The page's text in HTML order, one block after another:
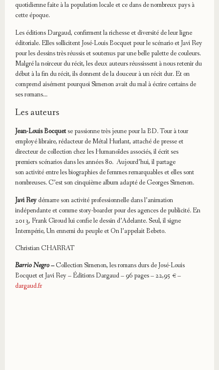
quotidienne faite à la population locale et ce dans de nombreux pays à
cette époque.
Les éditions Dargaud, confirment la richesse et diversité de leur ligne
éditoriale. Elles sollicitent José-Louis Bocquet pour le scénario et Javi Rey
pour les dessins très réussis et soutenus par une belle palette de couleurs.
Malgré la noirceur du récit, les deux auteurs réussissent à nous retenir du
début à la fin du récit, ils donnent de la douceur à un récit dur. Et on
comprend aisément pourquoi Simenon avait du mal à écrire certains de
ses romans…
Les auteurs
Jean-Louis Bocquetse passionne très jeune pour la BD. Tour à tour
employé libraire, rédacteur de Métal Hurlant, attaché de presse et
directeur de collection chez les Humanoïdes associés, il écrit ses
premiers scénarios dans les années 80. Aujourd’hui, il partage
son activité entre les biographies de femmes remarquables et elles sont
nombreuses. C’est son cinquième album adapté de Georges Simenon.
Javi Rey démarre son activité professionnelle dans l’animation
indépendante et comme story-boarder pour des agences de publicité. En
2013, Frank Giroud lui confie le dessin d’Adelante. Seul, il signe
Intempérie, Un ennemi du peuple et On l’appelait Bebeto.
Christian CHARRAT
Barrio Negro –Collection Simenon, les romans durs de José-Louis
Bocquet et Javi Rey – Éditions Dargaud – 96 pages – 22,95 € –
dargaud.fr